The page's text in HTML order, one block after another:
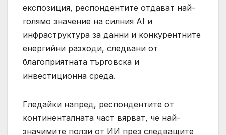
експозиция, респондентите отдават най-
голямо значение на силния AI и
инфраструктура за данни и конкурентните
енергийни разходи, следвани от
благоприятната търговска и
инвестиционна среда.
Гледайки напред, респондентите от
континенталната част вярват, че най-
значимите ползи от ИИ през следващите